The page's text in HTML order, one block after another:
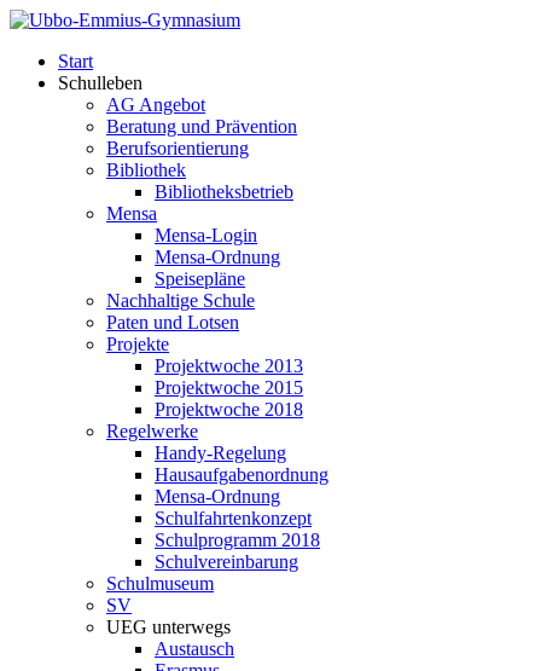
Start
Schulleben
AG Angebot
Beratung und Prävention
Berufsorientierung
Bibliothek
Bibliotheksbetrieb
Mensa
Mensa-Login
Mensa-Ordnung
Speisepläne
Nachhaltige Schule
Paten und Lotsen
Projekte
Projektwoche 2013
Projektwoche 2015
Projektwoche 2018
Regelwerke
Handy-Regelung
Hausaufgabenordnung
Mensa-Ordnung
Schulfahrtenkonzept
Schulprogramm 2018
Schulvereinbarung
Schulmuseum
SV
UEG unterwegs
Austausch